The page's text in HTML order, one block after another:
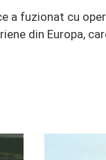
a fuzionat cu
din Europa,